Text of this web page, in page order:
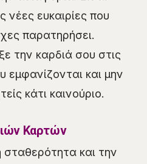
νέες ευκαιρίες που
παρατηρήσει.
την καρδιά σου στις
εμφανίζονται και μην
κάτι καινούριο.
Καρτών
σταθερότητα και την